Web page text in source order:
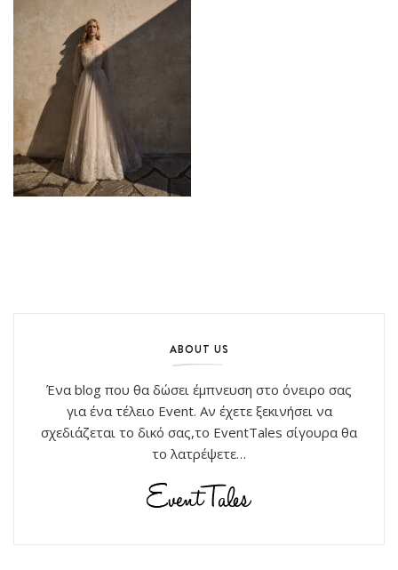
ABOUT US
Ένα blog που θα δώσει έμπνευση στο όνειρο σας
για ένα τέλειο Event. Αν έχετε ξεκινήσει να
σχεδιάζεται το δικό σας,το EventTales σίγουρα θα
το λατρέψετε…